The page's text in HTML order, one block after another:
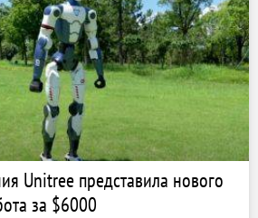
Unitree представила нового
за $6000